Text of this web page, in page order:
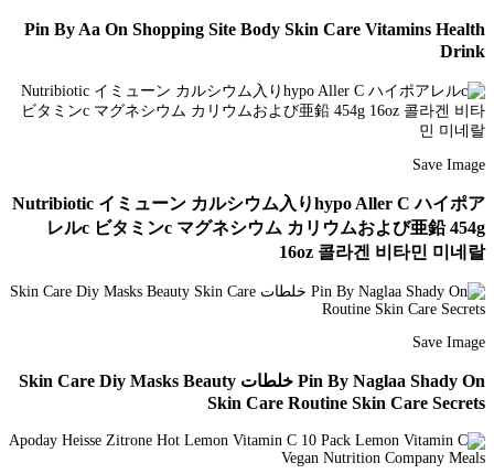
Pin By Aa On Shopping Site Body Skin Care Vitamins Health
Drink
Save Image
Nutribiotic イミューン カルシウム入りhypo Aller C ハイポア
レルc ビタミンc マグネシウム カリウムおよび亜鉛 454g
16oz 콜라겐 비타민 미네랄
Save Image
Pin By Naglaa Shady On خلطات Skin Care Diy Masks Beauty
Skin Care Routine Skin Care Secrets